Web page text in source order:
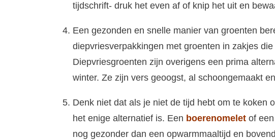
tijdschrift- druk het even af of knip het uit en
Een gezonden en snelle manier van groenten
diepvriesverpakkingen met groenten in zakjes
Diepvriesgroenten zijn overigens een prima
winter. Ze zijn vers geoogst, al schoongemaakt
Denk niet dat als je niet de tijd hebt om te koken
het enige alternatief is. Een boerenomelet of een
nog gezonder dan een opwarmmaaltijd en